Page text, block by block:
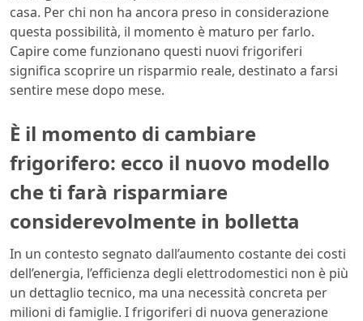
casa. Per chi non ha ancora preso in considerazione
questa possibilità, il momento è maturo per farlo.
Capire come funzionano questi nuovi frigoriferi
significa scoprire un risparmio reale, destinato a farsi
sentire mese dopo mese.
È il momento di cambiare
frigorifero: ecco il nuovo modello
che ti farà risparmiare
considerevolmente in bolletta
In un contesto segnato dall’aumento costante dei costi
dell’energia, l’efficienza degli elettrodomestici non è più
un dettaglio tecnico, ma una necessità concreta per
milioni di famiglie. I frigoriferi di nuova generazione